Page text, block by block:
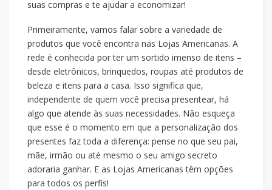
suas compras e te ajudar a economizar!
Primeiramente, vamos falar sobre a variedade de
produtos que você encontra nas Lojas Americanas. A
rede é conhecida por ter um sortido imenso de itens –
desde eletrônicos, brinquedos, roupas até produtos de
beleza e itens para a casa. Isso significa que,
independente de quem você precisa presentear, há
algo que atende às suas necessidades. Não esqueça
que esse é o momento em que a personalização dos
presentes faz toda a diferença: pense no que seu pai,
mãe, irmão ou até mesmo o seu amigo secreto
adoraria ganhar. E as Lojas Americanas têm opções
para todos os perfis!